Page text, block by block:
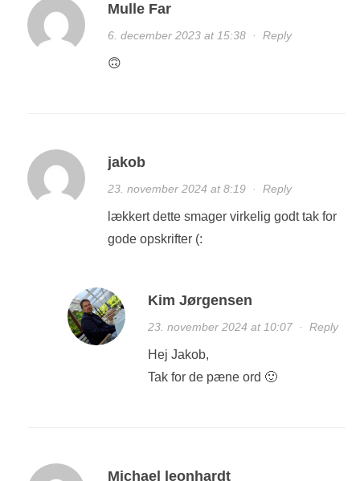
Mulle Far
6. december 2023 at 15:38· Reply
🙃
jakob
23. november 2024 at 8:19· Reply
lækkert dette smager virkelig godt tak for
gode opskrifter (:
Kim Jørgensen
23. november 2024 at 10:07· Reply
Hej Jakob,
Tak for de pæne ord 🙂
Michael leonhardt